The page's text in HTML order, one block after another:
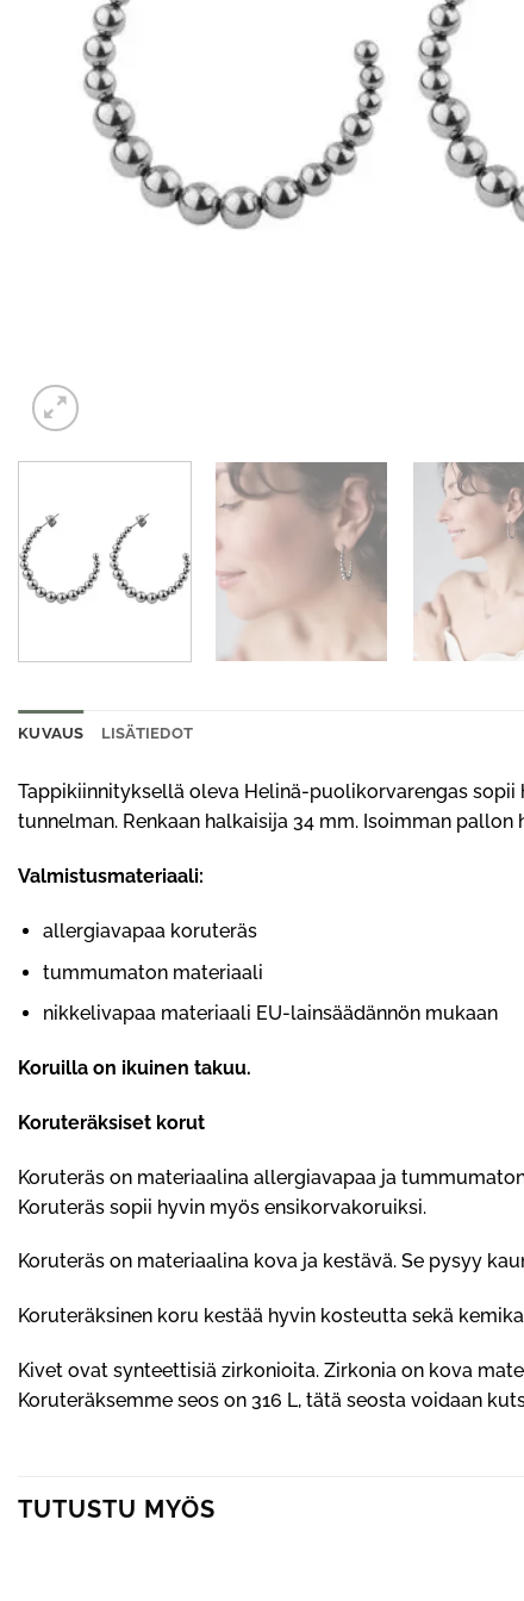
KUVAUS LISÄTIEDOT
Tappikiinnityksellä oleva Helinä-puolikorvarengas
tunnelman. Renkaan halkaisija 34 mm. Isoimman pallon
Valmistusmateriaali:
allergiavapaa koruteräs
tummumaton materiaali
nikkelivapaa materiaali EU-lainsäädännön mukaan
Koruilla on ikuinen takuu.
Koruteräksiset korut
Koruteräs on materiaalina allergiavapaa ja
Koruteräs sopii hyvin myös ensikorvakoruiksi.
Koruteräs on materiaalina kova ja kestävä. Se pysyy
Koruteräksinen koru kestää hyvin kosteutta sekä
Kivet ovat synteettisiä zirkonioita. Zirkonia on kova
Koruteräksemme seos on 316 L, tätä seosta voidaan
TUTUSTU MYÖS